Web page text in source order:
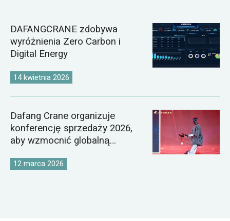
DAFANGCRANE zdobywa
wyróżnienia Zero Carbon i
Digital Energy
14 kwietnia 2026
Dafang Crane organizuje
konferencję sprzedaży 2026,
aby wzmocnić globalną
12 marca 2026